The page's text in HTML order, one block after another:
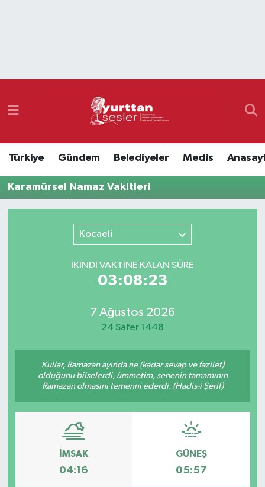
Türkiye Gündem Belediyeler Meclis
Karamürsel Namaz Vakitleri
Kocaeli
İKINDI VAKTİNE KALAN SÜRE
03:08:23
7 Ağustos 2026
24 Safer 1448
Kullar, Ramazan ayında ne (kadar sevap ve fazilet)
olduğunu bilselerdi, ümmetim, senenin tamamının
Ramazan olmasını temenni ederdi. (Hadis-i Şerif)
İMSAK
04:16
GÜNEŞ
05:57
Namaz Vakitleri
Süper Lig Puan Durumu ve Fikstür
Son Dakika Haberleri